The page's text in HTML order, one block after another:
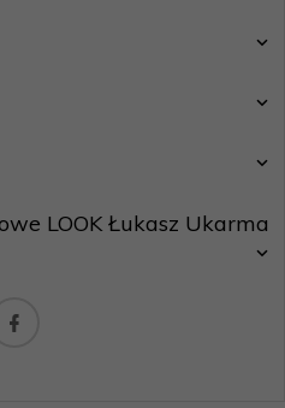
LOOK Łukasz Ukarma